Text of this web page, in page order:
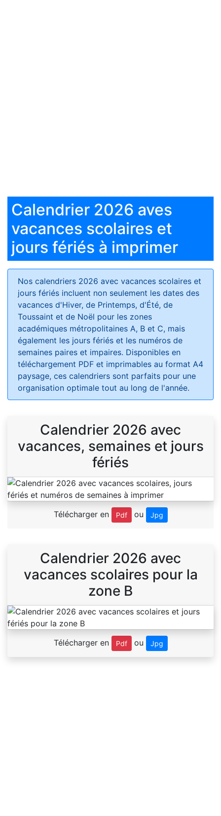
Calendrier 2026 aves
vacances scolaires et
jours fériés à imprimer
Nos calendriers 2026 avec vacances scolaires et
jours fériés incluent non seulement les dates des
vacances d'Hiver, de Printemps, d'Été, de
Toussaint et de Noël pour les zones
académiques métropolitaines A, B et C, mais
également les jours fériés et les numéros de
semaines paires et impaires. Disponibles en
téléchargement PDF et imprimables au format A4
paysage, ces calendriers sont parfaits pour une
organisation optimale tout au long de l'année.
Calendrier 2026 avec
vacances, semaines et jours
fériés
Télécharger en Pdf ou Jpg
Calendrier 2026 avec
vacances scolaires pour la
zone B
Télécharger en Pdf ou Jpg